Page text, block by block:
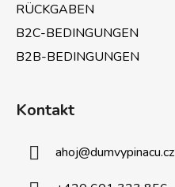
RÜCKGABEN
B2C-BEDINGUNGEN
B2B-BEDINGUNGEN
Kontakt
ahoj@dumvypinacu.cz